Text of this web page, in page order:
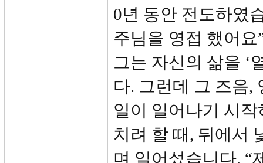
0년 동안 전도하였
주님을 영접 했어
그는 자신의 삶을 ‘
다. 그런데 그 즈음,
일이 일어나기 시
치려 할 때, 뒤에서
며 일어섰습니다. “